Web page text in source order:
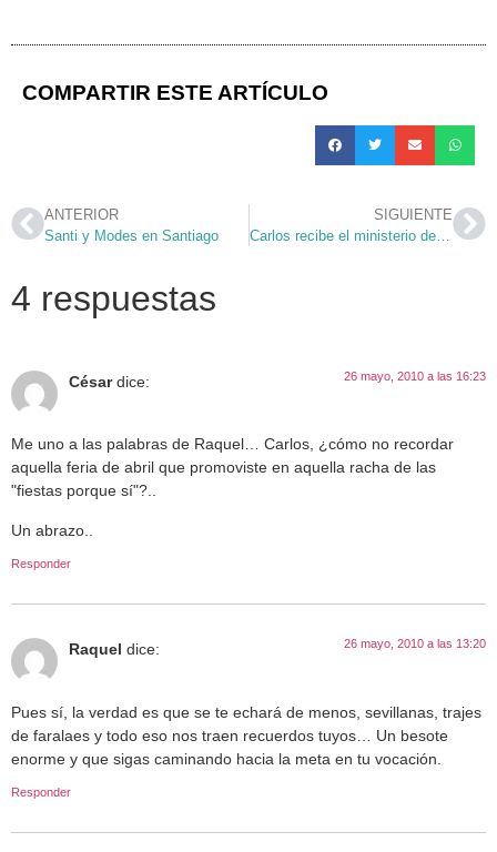
COMPARTIR ESTE ARTÍCULO
ANTERIOR
Santi y Modes en Santiago
SIGUIENTE
Carlos recibe el ministerio del lectorado
4 respuestas
César dice: 26 mayo, 2010 a las 16:23
Me uno a las palabras de Raquel… Carlos, ¿cómo no recordar
aquella feria de abril que promoviste en aquella racha de las
"fiestas porque sí"?..
Un abrazo..
Responder
Raquel dice: 26 mayo, 2010 a las 13:20
Pues sí, la verdad es que se te echará de menos, sevillanas, trajes
de faralaes y todo eso nos traen recuerdos tuyos… Un besote
enorme y que sigas caminando hacia la meta en tu vocación.
Responder